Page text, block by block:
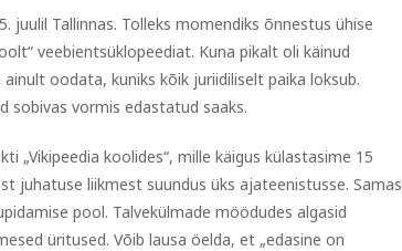
juulil Tallinnas. Tolleks momendiks õnnestus ühise
veebientsüklopeediat. Kuna pikalt oli käinud
oodata, kuniks kõik juriidiliselt paika loksub.
sobivas vormis edastatud saaks.
„Vikipeedia koolides“, mille käigus külastasime 15
juhatuse liikmest suundus üks ajateenistusse. Samas
pool. Talvekülmade möödudes algasid
üritused. Võib lausa öelda, et „edasine on